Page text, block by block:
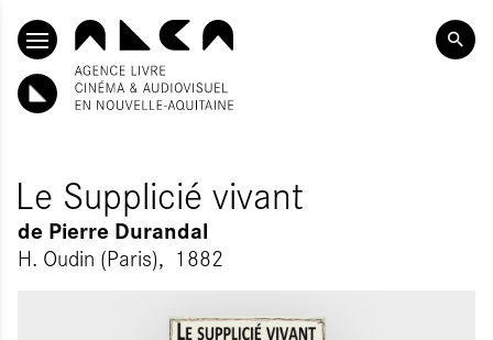
ALLER AU CONTENU PRINCIPAL
Le Supplicié vivant
de Pierre Durandal
H. Oudin (Paris) 1882